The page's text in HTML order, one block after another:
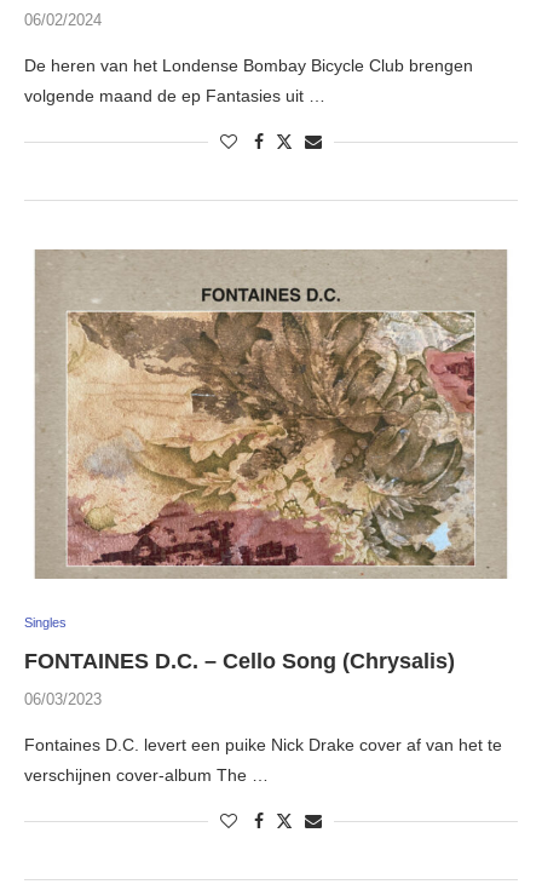
06/02/2024
De heren van het Londense Bombay Bicycle Club brengen
volgende maand de ep Fantasies uit …
Singles
FONTAINES D.C. – Cello Song (Chrysalis)
06/03/2023
Fontaines D.C. levert een puike Nick Drake cover af van het te
verschijnen cover-album The …